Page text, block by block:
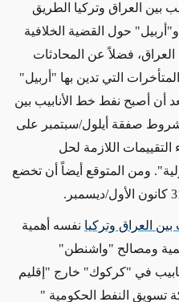
بين العراق وتركيا الطريق
حول القضية الخلافية
فضلاً عن المحادثات
التي تدين بها "أربيل"
أن أصبح نفط خط الأنابيب بين
شروط صفقة أيلول/سبتمبر على
اللازمة لحل
ومن المتوقع أيضاً أن تخضع
.
بين العراق وتركيا نفسه أهمية
ومصالح "واشنطن"
في "كركوك" خارج "إقليم
تسويق النفط الحكومية "